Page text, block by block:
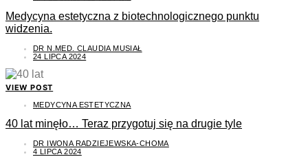
Medycyna estetyczna z biotechnologicznego punktu
widzenia.
DR N.MED. CLAUDIA MUSIAŁ
24 LIPCA 2024
VIEW POST
MEDYCYNA ESTETYCZNA
40 lat minęło… Teraz przygotuj się na drugie tyle
DR IWONA RADZIEJEWSKA-CHOMA
4 LIPCA 2024